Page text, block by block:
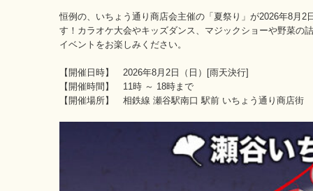
恒例の、いちょう通り商店会主催の「夏祭り」が2026年8月2
す！カラオケ大会やキッズダンス、マジックショーや野菜の
イベントをお楽しみください。
【開催日時】 2026年8月2日（日）[雨天決行]
【開催時間】 11時 ～ 18時まで
【開催場所】 相鉄線 瀬谷駅南口 駅前 いちょう通り商店街